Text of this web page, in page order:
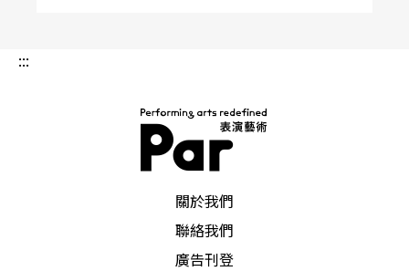
:::
關於我們
聯絡我們
廣告刊登